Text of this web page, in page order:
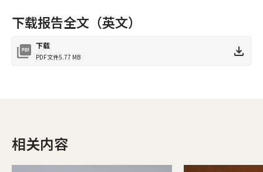
下载报告全文（英文）
下载
PDF文件5.77 MB
相关内容